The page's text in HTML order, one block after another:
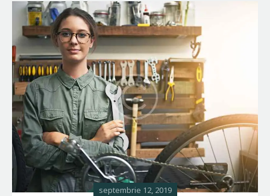
septembrie 12, 2019